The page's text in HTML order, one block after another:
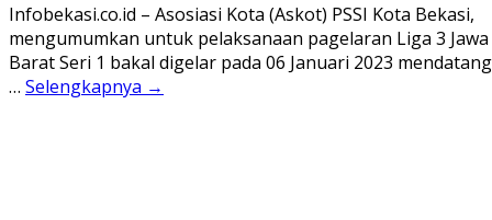
Infobekasi.co.id – Asosiasi Kota (Askot) PSSI Kota Bekasi,
mengumumkan untuk pelaksanaan pagelaran Liga 3 Jawa
Barat Seri 1 bakal digelar pada 06 Januari 2023
… Selengkapnya →